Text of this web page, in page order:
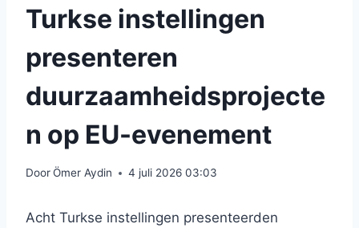
Turkse instellingen
presenteren
duurzaamheidsprojecte
n op EU-evenement
DoorÖmer Aydin 4 juli 2026 03:03
Acht Turkse instellingen presenteerden